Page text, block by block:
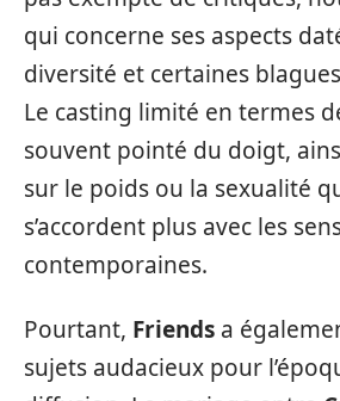
qui concerne ses aspects
diversité et certaines
Le casting limité en termes
souvent pointé du doigt,
sur le poids ou la sexualité
s’accordent plus avec les
contemporaines.
Pourtant, Friends a
sujets audacieux pour